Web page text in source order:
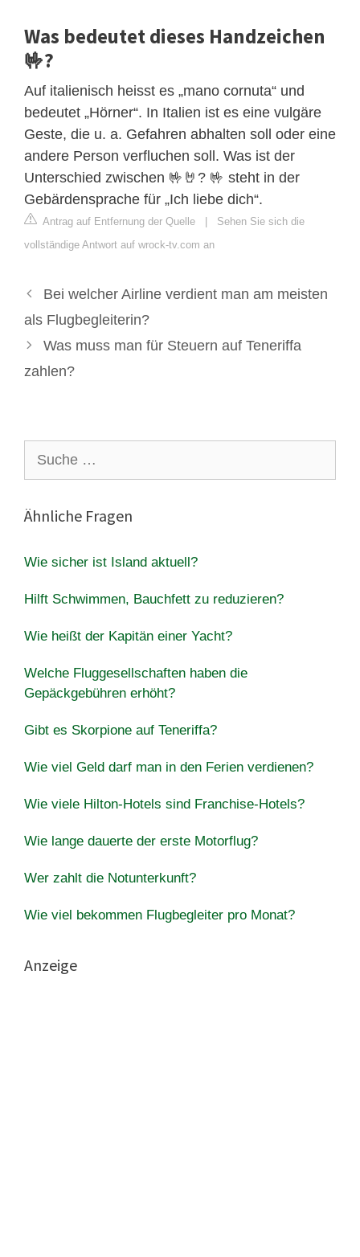
Was bedeutet dieses Handzeichen
🤟?
Auf italienisch heisst es „mano cornuta“ und
bedeutet „Hörner“. In Italien ist es eine vulgäre
Geste, die u. a. Gefahren abhalten soll oder eine
andere Person verfluchen soll. Was ist der
Unterschied zwischen 🤟🤘? 🤟 steht in der
Gebärdensprache für „Ich liebe dich“.
Antrag auf Entfernung der Quelle | Sehen Sie sich die
vollständige Antwort auf wrock-tv.com an
Bei welcher Airline verdient man am meisten
als Flugbegleiterin?
Was muss man für Steuern auf Teneriffa
zahlen?
nach:
Ähnliche Fragen
Wie sicher ist Island aktuell?
Hilft Schwimmen, Bauchfett zu reduzieren?
Wie heißt der Kapitän einer Yacht?
Welche Fluggesellschaften haben die
Gepäckgebühren erhöht?
Gibt es Skorpione auf Teneriffa?
Wie viel Geld darf man in den Ferien verdienen?
Wie viele Hilton-Hotels sind Franchise-Hotels?
Wie lange dauerte der erste Motorflug?
Wer zahlt die Notunterkunft?
Wie viel bekommen Flugbegleiter pro Monat?
Anzeige